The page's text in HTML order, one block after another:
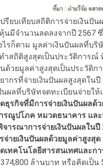
ปรียบเทียบสถิติการจ่ายเงินปั
นมีจำนวนลดลงจากปี 2567
ไรก็ตาม มูลค่าเงินปันผลที่บริ
ำสถิติสูงสุดเป็นประวัติการณ์
ด้วยมูลค่าสูงสุดเป็นประวัติ
ากรที่จ่ายเงินปันผลสูงสุดใน
นผลที่บริษัทจดทะเบียนจ่ายใ
ธุรกิจที่มีการจ่ายเงินปันผลด้
รณูปโภค หมวดธนาคาร แล
จารณาการจ่ายเงินปันผลใน
จ่ายเงินปันผลด้วยมูลค่าสูง
เทคโนโลยีสารสนเทศและก
ล้านบาท หรือคิดเป็